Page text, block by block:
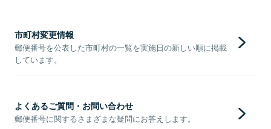
市町村変更情報
郵便番号を公表した市町村の一覧を実施日の新しい順に掲載
しています。
よくあるご質問・お問い合わせ
郵便番号に関するさまざまな疑問にお答えします。